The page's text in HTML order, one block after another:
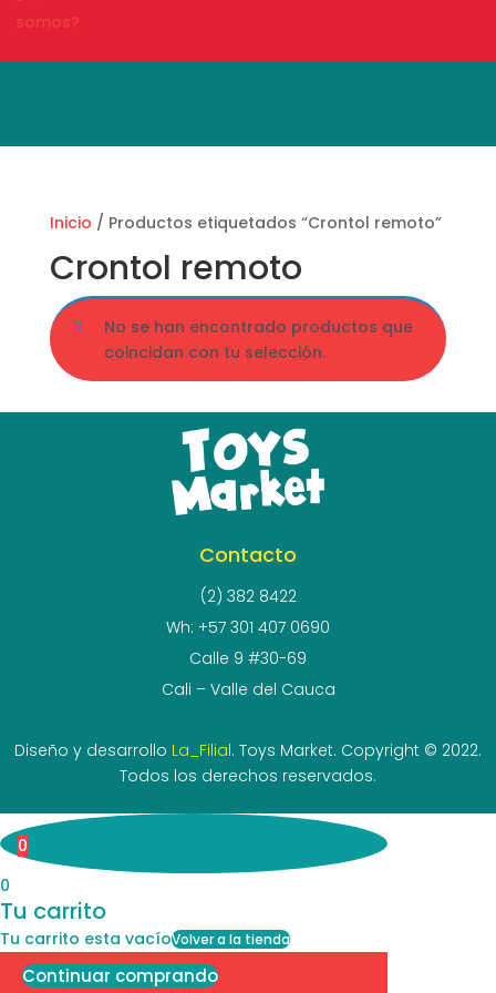
somos?
Inicio / Productos etiquetados “Crontol remoto”
Crontol remoto
No se han encontrado productos que
coincidan con tu selección.
Contacto
(2) 382 8422
Wh: +57 301 407 0690
Calle 9 #30-69
Cali – Valle del Cauca
Diseño y desarrollo La_Filial. Toys Market. Copyright © 2022.
Todos los derechos reservados.
0
0
Tu carrito
Tu carrito esta vacíoVolver a la tienda
Continuar comprando